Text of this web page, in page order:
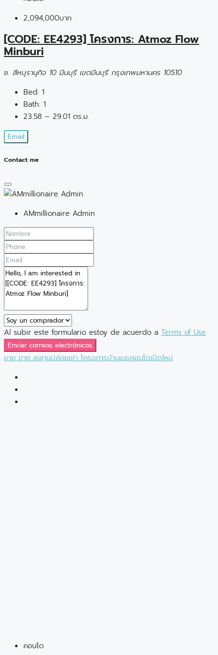
2,094,000บาท
[CODE: EE4293] โครงการ: Atmoz Flow
Minburi
ซ. สีหบุรานุกิจ 10 มีนบุรี เขตมีนบุรี กรุงเทพมหานคร 10510
Bed: 1
Bath: 1
23.58 – 29.01 ตร.ม.
Email
Contact me
AMmillionaire Admin
Al subir este formulario estoy de acuerdo a Terms of Use
Enviar correos electrónicos
ขาย ขาย ลงทุนปล่อยเช่า โครงการบ้านและคอนโดเปิดใหม่
คอนโด